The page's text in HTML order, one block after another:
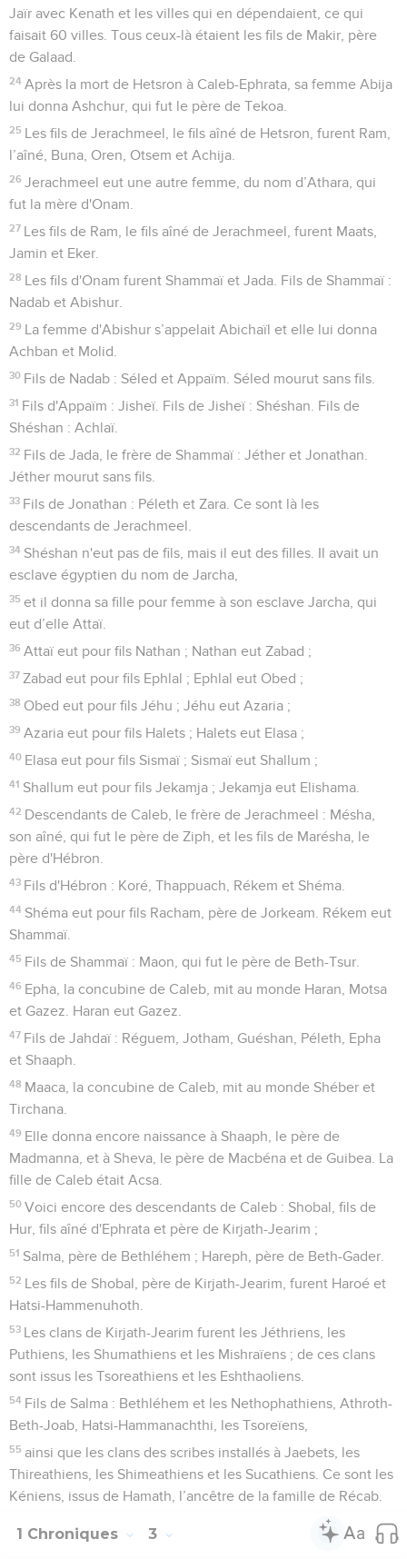
Jaïr avec Kenath et les villes qui en dépendaient, ce qui
faisait 60 villes. Tous ceux-là étaient les fils de Makir, père
de Galaad.
24 Après la mort de Hetsron à Caleb-Ephrata, sa femme Abija
lui donna Ashchur, qui fut le père de Tekoa.
25 Les fils de Jerachmeel, le fils aîné de Hetsron, furent Ram,
l’aîné, Buna, Oren, Otsem et Achija.
26 Jerachmeel eut une autre femme, du nom d’Athara, qui
fut la mère d'Onam.
27 Les fils de Ram, le fils aîné de Jerachmeel, furent Maats,
Jamin et Eker.
28 Les fils d'Onam furent Shammaï et Jada. Fils de Shammaï :
Nadab et Abishur.
29 La femme d'Abishur s’appelait Abichaïl et elle lui donna
Achban et Molid.
30 Fils de Nadab : Séled et Appaïm. Séled mourut sans fils.
31 Fils d'Appaïm : Jisheï. Fils de Jisheï : Shéshan. Fils de
Shéshan : Achlaï.
32 Fils de Jada, le frère de Shammaï : Jéther et Jonathan.
Jéther mourut sans fils.
33 Fils de Jonathan : Péleth et Zara. Ce sont là les
descendants de Jerachmeel.
34 Shéshan n'eut pas de fils, mais il eut des filles. Il avait un
esclave égyptien du nom de Jarcha,
35 et il donna sa fille pour femme à son esclave Jarcha, qui
eut d’elle Attaï.
36 Attaï eut pour fils Nathan ; Nathan eut Zabad ;
37 Zabad eut pour fils Ephlal ; Ephlal eut Obed ;
38 Obed eut pour fils Jéhu ; Jéhu eut Azaria ;
39 Azaria eut pour fils Halets ; Halets eut Elasa ;
40 Elasa eut pour fils Sismaï ; Sismaï eut Shallum ;
41 Shallum eut pour fils Jekamja ; Jekamja eut Elishama.
42 Descendants de Caleb, le frère de Jerachmeel : Mésha,
son aîné, qui fut le père de Ziph, et les fils de Marésha, le
père d'Hébron.
43 Fils d'Hébron : Koré, Thappuach, Rékem et Shéma.
44 Shéma eut pour fils Racham, père de Jorkeam. Rékem eut
Shammaï.
45 Fils de Shammaï : Maon, qui fut le père de Beth-Tsur.
46 Epha, la concubine de Caleb, mit au monde Haran, Motsa
et Gazez. Haran eut Gazez.
47 Fils de Jahdaï : Réguem, Jotham, Guéshan, Péleth, Epha
et Shaaph.
48 Maaca, la concubine de Caleb, mit au monde Shéber et
Tirchana.
49 Elle donna encore naissance à Shaaph, le père de
Madmanna, et à Sheva, le père de Macbéna et de Guibea. La
fille de Caleb était Acsa.
50 Voici encore des descendants de Caleb : Shobal, fils de
Hur, fils aîné d'Ephrata et père de Kirjath-Jearim ;
51 Salma, père de Bethléhem ; Hareph, père de Beth-Gader.
52 Les fils de Shobal, père de Kirjath-Jearim, furent Haroé et
Hatsi-Hammenuhoth.
53 Les clans de Kirjath-Jearim furent les Jéthriens, les
Puthiens, les Shumathiens et les Mishraïens ; de ces clans
sont issus les Tsoreathiens et les Eshthaoliens.
54 Fils de Salma : Bethléhem et les Nethophathiens, Athroth-
Beth-Joab, Hatsi-Hammanachthi, les Tsoreïens,
55 ainsi que les clans des scribes installés à Jaebets, les
Thireathiens, les Shimeathiens et les Sucathiens. Ce sont les
Kéniens, issus de Hamath, l’ancêtre de la famille de Récab.
1 Chroniques 3